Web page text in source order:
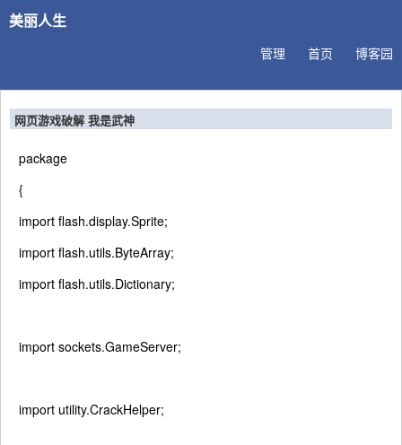
美丽人生
博客园
首页
管理
网页游戏破解 我是武神
package
{
import flash.display.Sprite;
import flash.utils.ByteArray;
import flash.utils.Dictionary;
import sockets.GameServer;
import utility.CrackHelper;